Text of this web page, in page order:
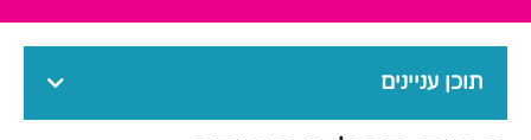
תוכן עניינים